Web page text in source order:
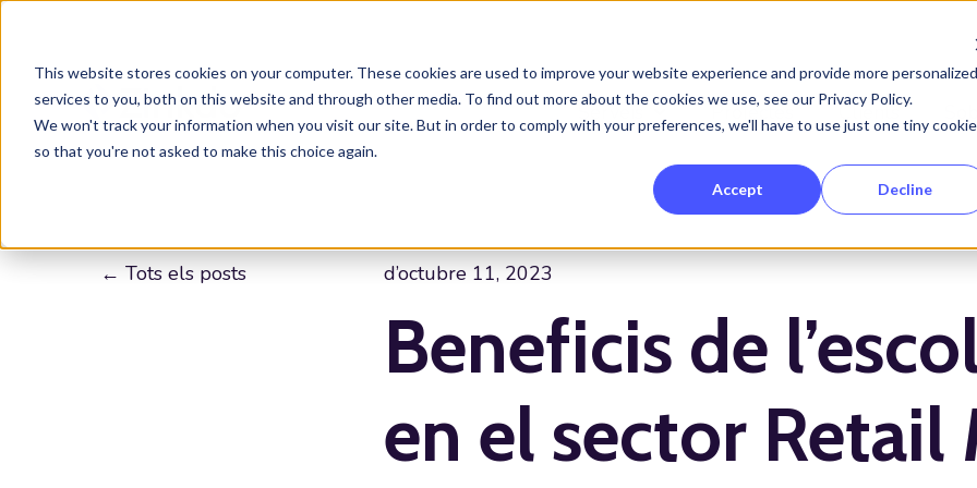
This website stores cookies on your computer. These cookies are used to improve your website experience and provide more personalized
services to you, both on this website and through other media. To find out more about the cookies we use, see our Privacy Policy.
We won't track your information when you visit our site. But in order to comply with your preferences, we'll have to use just one tiny cookie
so that you're not asked to make this choice again.
Accept Decline
ServeisShow submenu for Serveis
Projectes Clients
Tots els posts d’octubre 11, 2023
Beneficis de
en el sector Retail